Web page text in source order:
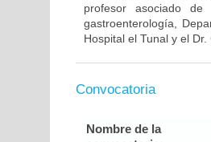
profesor asociado
gastroenterología,
Hospital el Tunal y el
Convocatoria
Nombre de la